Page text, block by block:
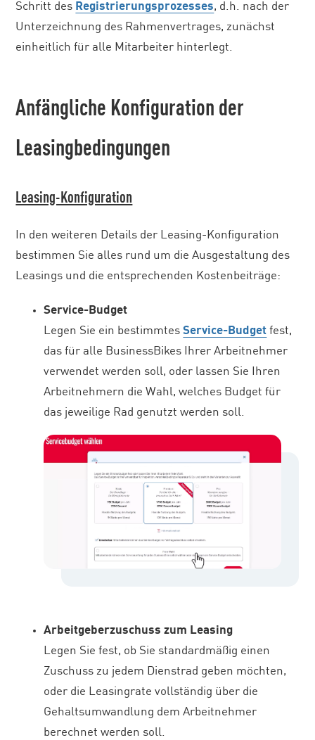
Schritt des Registrierungsprozesses, d.h. nach der
Unterzeichnung des Rahmenvertrages, zunächst
einheitlich für alle Mitarbeiter hinterlegt.
Anfängliche Konfiguration der
Leasingbedingungen
Leasing-Konfiguration
In den weiteren Details der Leasing-Konfiguration
bestimmen Sie alles rund um die Ausgestaltung des
Leasings und die entsprechenden Kostenbeiträge:
Service-Budget
Legen Sie ein bestimmtesService-Budget fest,
das für alle BusinessBikes Ihrer Arbeitnehmer
verwendet werden soll, oder lassen Sie Ihren
Arbeitnehmern die Wahl, welches Budget für
das jeweilige Rad genutzt werden soll.
Arbeitgeberzuschuss zum Leasing
Legen Sie fest, ob Sie standardmäßig einen
Zuschuss zu jedem Dienstrad geben möchten,
oder die Leasingrate vollständig über die
Gehaltsumwandlung dem Arbeitnehmer
berechnet werden soll.